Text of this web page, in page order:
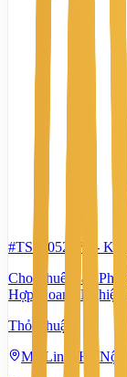
#TS53052871 -
Cho Thuê Văn
Hợp Doanh Nghiệp
Thỏa thuận
Mê Linh, Hà Nội